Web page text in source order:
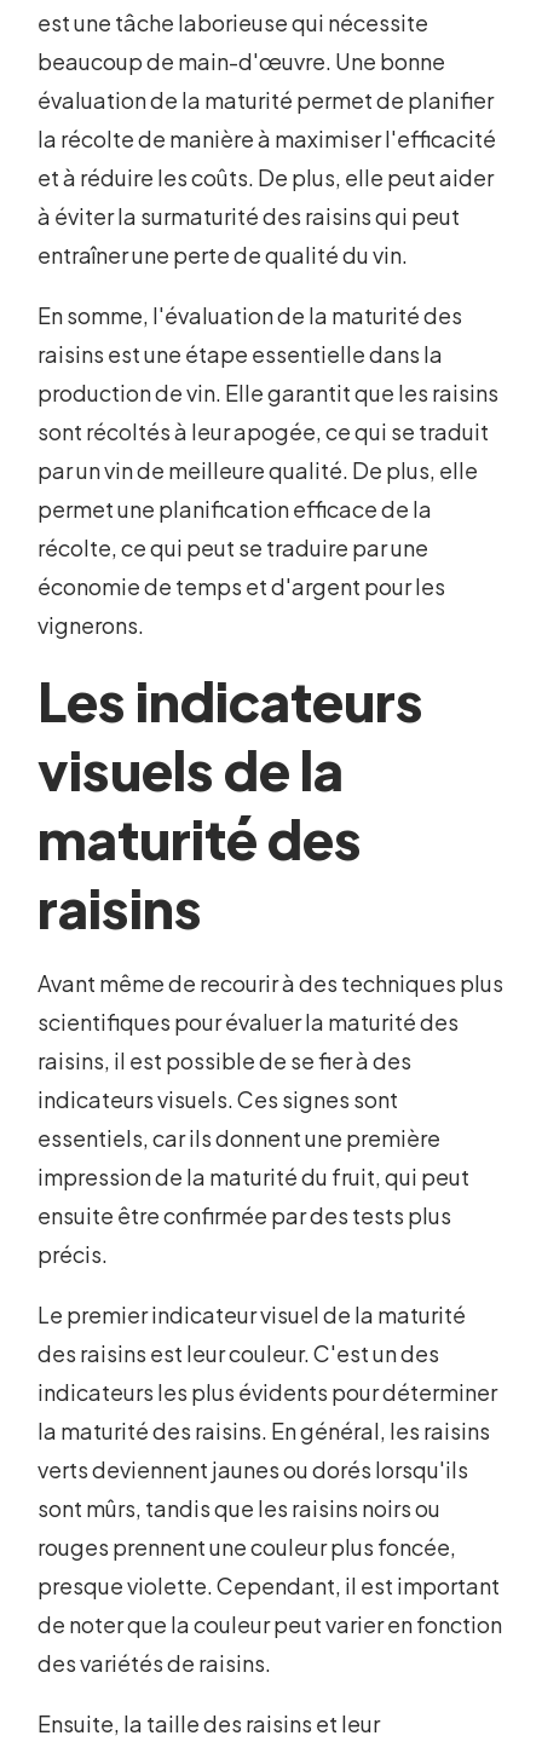
est une tâche laborieuse qui nécessite
beaucoup de main-d'œuvre. Une bonne
évaluation de la maturité permet de planifier
la récolte de manière à maximiser l'efficacité
et à réduire les coûts. De plus, elle peut aider
à éviter la surmaturité des raisins qui peut
entraîner une perte de qualité du vin.
En somme, l'évaluation de la maturité des
raisins est une étape essentielle dans la
production de vin. Elle garantit que les raisins
sont récoltés à leur apogée, ce qui se traduit
par un vin de meilleure qualité. De plus, elle
permet une planification efficace de la
récolte, ce qui peut se traduire par une
économie de temps et d'argent pour les
vignerons.
Les indicateurs
visuels de la
maturité des
raisins
Avant même de recourir à des techniques plus
scientifiques pour évaluer la maturité des
raisins, il est possible de se fier à des
indicateurs visuels. Ces signes sont
essentiels, car ils donnent une première
impression de la maturité du fruit, qui peut
ensuite être confirmée par des tests plus
précis.
Le premier indicateur visuel de la maturité
des raisins est leur couleur. C'est un des
indicateurs les plus évidents pour déterminer
la maturité des raisins. En général, les raisins
verts deviennent jaunes ou dorés lorsqu'ils
sont mûrs, tandis que les raisins noirs ou
rouges prennent une couleur plus foncée,
presque violette. Cependant, il est important
de noter que la couleur peut varier en fonction
des variétés de raisins.
Ensuite, la taille des raisins et leur